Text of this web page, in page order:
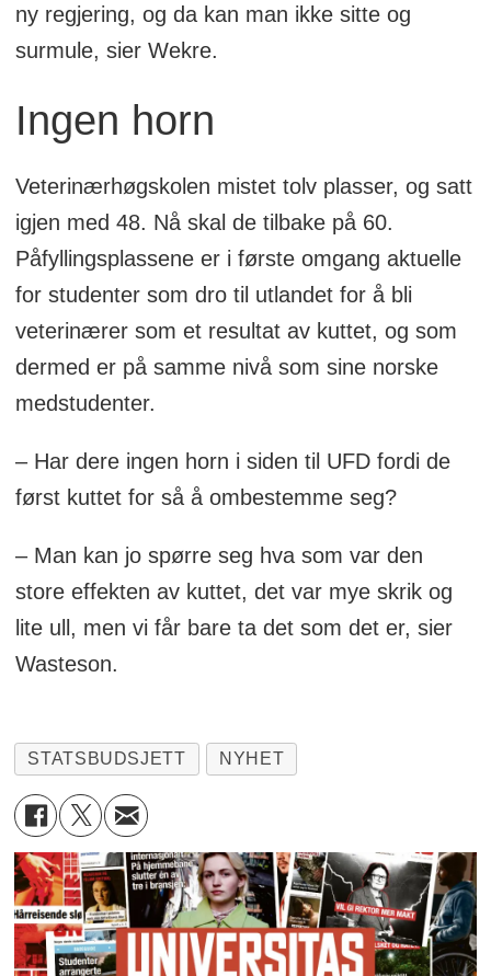
ny regjering, og da kan man ikke sitte og
surmule, sier Wekre.
Ingen horn
Veterinærhøgskolen mistet tolv plasser, og satt
igjen med 48. Nå skal de tilbake på 60.
Påfyllingsplassene er i første omgang aktuelle
for studenter som dro til utlandet for å bli
veterinærer som et resultat av kuttet, og som
dermed er på samme nivå som sine norske
medstudenter.
– Har dere ingen horn i siden til UFD fordi de
først kuttet for så å ombestemme seg?
– Man kan jo spørre seg hva som var den
store effekten av kuttet, det var mye skrik og
lite ull, men vi får bare ta det som det er, sier
Wasteson.
STATSBUDSJETT NYHET